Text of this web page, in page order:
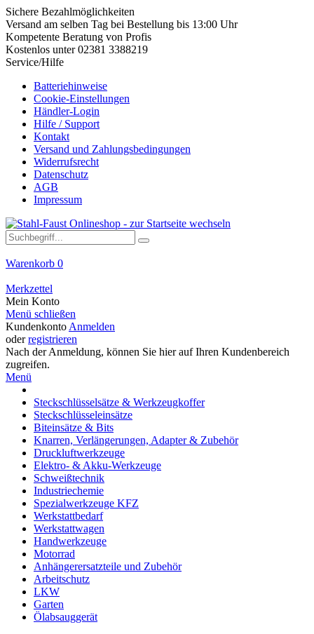
Sichere Bezahlmöglichkeiten
Versand am selben Tag bei Bestellung bis 13:00 Uhr
Kompetente Beratung von Profis
Kostenlos unter 02381 3388219
Service/Hilfe
Batteriehinweise
Cookie-Einstellungen
Händler-Login
Hilfe / Support
Kontakt
Versand und Zahlungsbedingungen
Widerrufsrecht
Datenschutz
AGB
Impressum
Warenkorb 0
Merkzettel
Mein Konto
Menü schließen
Kundenkonto Anmelden
oderregistrieren
Nach der Anmeldung, können Sie hier auf Ihren Kundenbereich
zugreifen.
Menü
Steckschlüsselsätze & Werkzeugkoffer
Steckschlüsseleinsätze
Biteinsätze & Bits
Knarren, Verlängerungen, Adapter & Zubehör
Druckluftwerkzeuge
Elektro- & Akku-Werkzeuge
Schweißtechnik
Industriechemie
Spezialwerkzeuge KFZ
Werkstattbedarf
Werkstattwagen
Handwerkzeuge
Motorrad
Anhängerersatzteile und Zubehör
Arbeitschutz
LKW
Garten
Ölabsauggerät